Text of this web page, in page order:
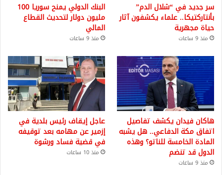
سر جديد في “شلال الدم”
بأنتاركتيكا.. علماء يكشفون آثار
حياة مجهرية
منذ 9 ساعات
البنك الدولي يمنح سوريا 100
مليون دولار لتحديث القطاع
المالي
منذ 9 ساعات
هاكان فيدان يكشف تفاصيل
اتفاق مكة الدفاعي.. هل يشبه
المادة الخامسة للناتو؟ وهذه
الدول قد تنضم
منذ 9 ساعات
عاجل إيقاف رئيس بلدية في
إزمير عن مهامه بعد توقيفه
في قضية فساد ورشوة
منذ 10 ساعات